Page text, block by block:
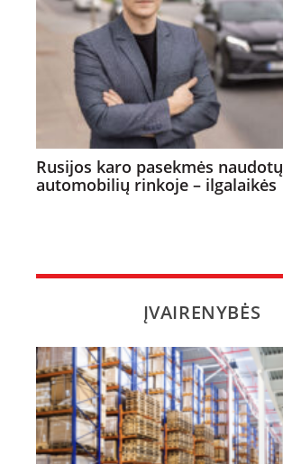
Rusijos karo pasekmės naudotų
automobilių rinkoje – ilgalaikės
ĮVAIRENYBĖS